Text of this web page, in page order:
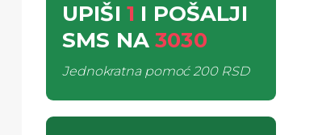
UPIŠI 1 I POŠALJI
SMS NA 3030
Jednokratna pomoć200 RSD